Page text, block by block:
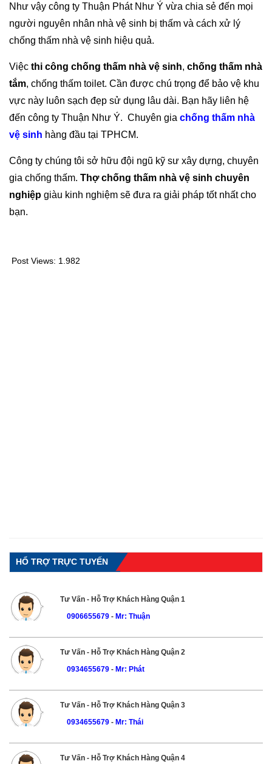
Như vậy công ty Thuận Phát Như Ý vừa chia sẻ đến mọi
người nguyên nhân nhà vệ sinh bị thấm và cách xử lý
chống thấm nhà vệ sinh hiệu quả.
Việc thi công chống thấm nhà vệ sinh, chống thấm nhà
tắm, chống thấm toilet. Cần được chú trọng để bảo vệ khu
vực này luôn sạch đẹp sử dụng lâu dài. Bạn hãy liên hệ
đến công ty Thuận Như Ý. Chuyên gia chống thấm nhà
vệ sinh hàng đầu tại TPHCM.
Công ty chúng tôi sở hữu đội ngũ kỹ sư xây dựng, chuyên
gia chống thấm. Thợ chống thấm nhà vệ sinh chuyên
nghiệp giàu kinh nghiệm sẽ đưa ra giải pháp tốt nhất cho
bạn.
Post Views: 1.982
HỔ TRỢ TRỰC TUYẾN
Tư Vấn - Hỗ Trợ Khách Hàng Quận 1
0906655679 - Mr: Thuận
Tư Vấn - Hỗ Trợ Khách Hàng Quận 2
0934655679- Mr: Phát
Tư Vấn - Hỗ Trợ Khách Hàng Quận 3
0934655679- Mr: Thái
Tư Vấn - Hỗ Trợ Khách Hàng Quận 4